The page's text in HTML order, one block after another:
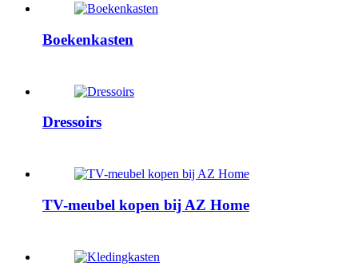
Boekenkasten
Dressoirs
TV-meubel kopen bij AZ Home